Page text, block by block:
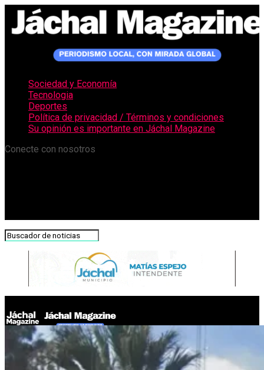
Sociedad y Economía
Tecnologia
Deportes
Política de privacidad / Términos y condiciones
Su opinión es importante en Jáchal Magazine
Conecte con nosotros
Jáchal Magazine